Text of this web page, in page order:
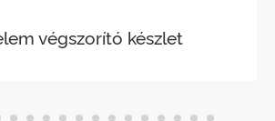
Solar Easy Mid Clamp